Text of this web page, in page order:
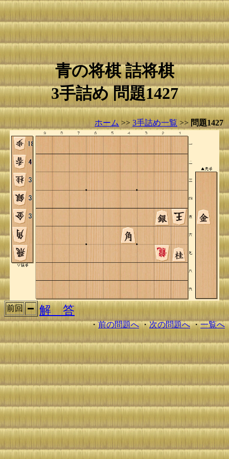
青の将棋 詰将棋
3手詰め 問題1427
ホーム >> 3手詰め一覧 >> 問題1427
前回 解 答
・前の問題へ・次の問題へ・一覧へ